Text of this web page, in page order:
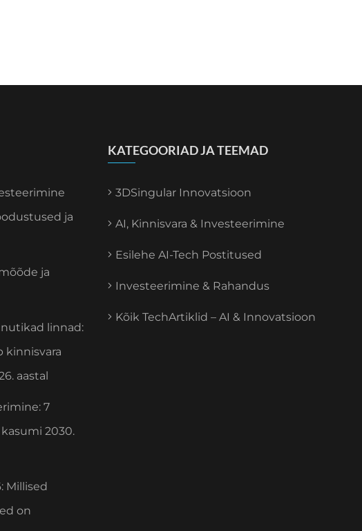
ja
ja
linnad:
kinnisvara
aastal
7
2030.
Millised
on
KATEGOORIAD JA TEEMAD
3DSingular Innovatsioon
AI, Kinnisvara & Investeerimine
Esilehe AI-Tech Postitused
Investeerimine & Rahandus
Kõik TechArtiklid – AI & Innovatsioon